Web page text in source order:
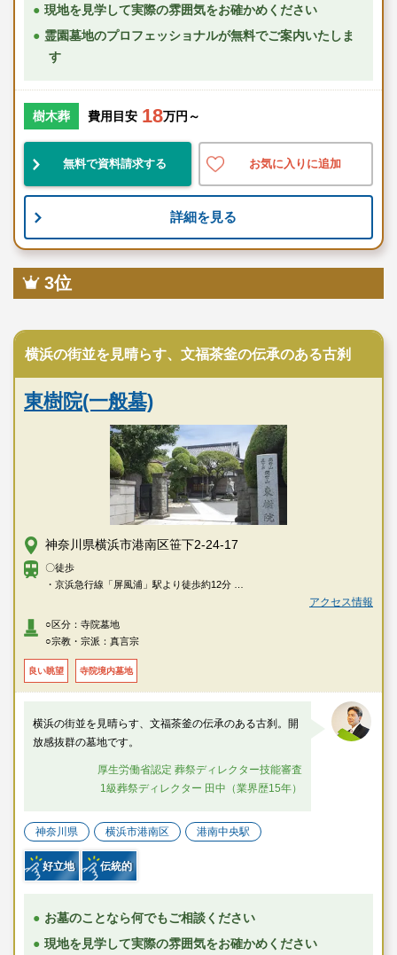
現地を見学して実際の雰囲気をお確かめください
霊園墓地のプロフェッショナルが無料でご案内いたしま
す
樹木葬 費用目安 18万円～
無料で資料請求する お気に入りに追加
詳細を見る
3位
横浜の街並を見晴らす、文福茶釜の伝承のある古刹
東樹院(一般墓)
神奈川県横浜市港南区笹下2-24-17
〇徒歩
・京浜急行線「屏風浦」駅より徒歩約12分
・京浜急行線・横浜市営地下鉄ブルーライン「上大岡」駅より徒歩約15分
・京浜急行線「上大岡」駅3番乗り場より「洋光台駅行き」「磯子台団地循
環」「磯子台団地・上中里団地循環」「上中里団地循環」「栗木行き」乗
〇車
・京浜急行線・横浜市営地下鉄ブルーライン「上大岡」駅より約10分
・環状2号線より約2分
アクセス情報
○区分：寺院墓地
○宗教・宗派：真言宗
良い眺望 寺院境内墓地
横浜の街並を見晴らす、文福茶釜の伝承のある古刹。開
放感抜群の墓地です。
厚生労働省認定 葬祭ディレクター技能審査
1級葬祭ディレクター 田中（業界歴15年）
神奈川県 横浜市港南区 港南中央駅
好立地 伝統的
お墓のことなら何でもご相談ください
現地を見学して実際の雰囲気をお確かめください